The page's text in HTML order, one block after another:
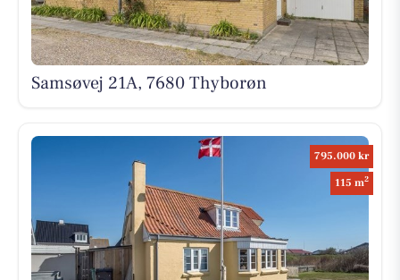
Samsøvej 21A, 7680 Thyborøn
795.000 kr
115 m2